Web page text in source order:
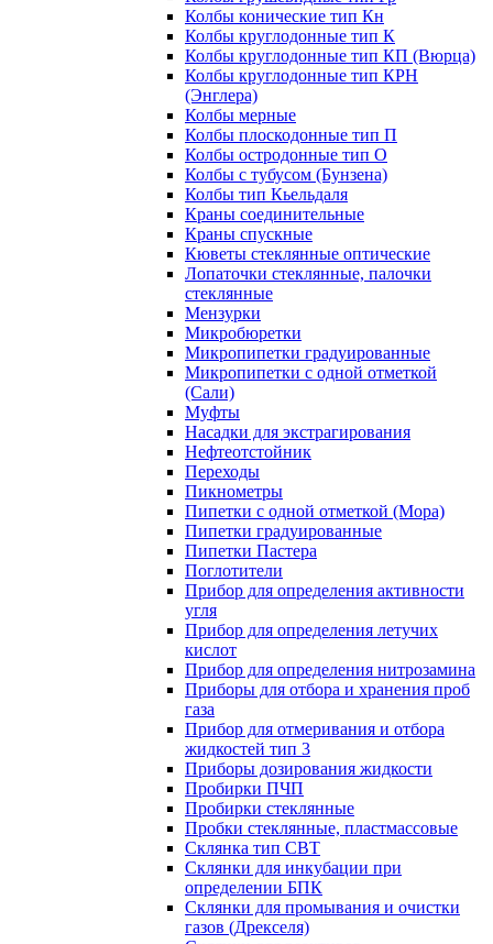
Колбы конические тип Кн
Колбы круглодонные тип К
Колбы круглодонные тип КП (Вюрца)
Колбы круглодонные тип КРН
(Энглера)
Колбы мерные
Колбы плоскодонные тип П
Колбы остродонные тип О
Колбы с тубусом (Бунзена)
Колбы тип Кьельдаля
Краны соединительные
Краны спускные
Кюветы стеклянные оптические
Лопаточки стеклянные, палочки
стеклянные
Мензурки
Микробюретки
Микропипетки градуированные
Микропипетки с одной отметкой
(Сали)
Муфты
Насадки для экстрагирования
Нефтеотстойник
Переходы
Пикнометры
Пипетки с одной отметкой (Мора)
Пипетки градуированные
Пипетки Пастера
Поглотители
Прибор для определения активности
угля
Прибор для определения летучих
кислот
Прибор для определения нитрозамина
Приборы для отбора и хранения проб
газа
Прибор для отмеривания и отбора
жидкостей тип 3
Приборы дозирования жидкости
Пробирки ПЧП
Пробирки стеклянные
Пробки стеклянные, пластмассовые
Склянка тип СВТ
Склянки для инкубации при
определении БПК
Склянки для промывания и очистки
газов (Дрекселя)